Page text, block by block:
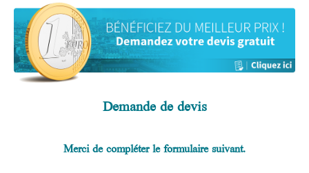
Demande de devis
Merci de compléter le formulaire suivant.